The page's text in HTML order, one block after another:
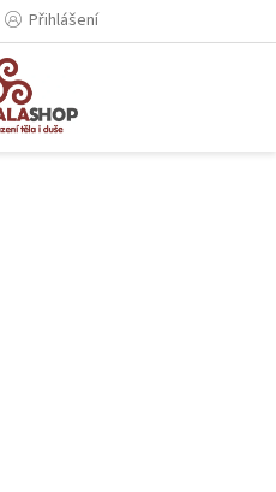
Přihlášení